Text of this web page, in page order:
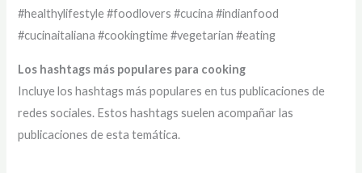
#healthylifestyle #foodlovers #cucina #indianfood
#cucinaitaliana #cookingtime #vegetarian #eating
Los hashtags más populares para cooking
Incluye los hashtags más populares en tus publicaciones de
redes sociales. Estos hashtags suelen acompañar las
publicaciones de esta temática.